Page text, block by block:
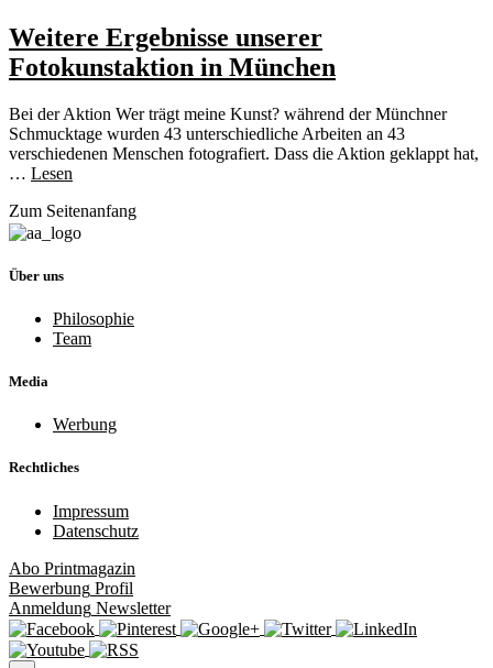
Weitere Ergebnisse unserer
Fotokunstaktion in München
Bei der Aktion Wer trägt meine Kunst? während der Münchner
Schmucktage wurden 43 unterschiedliche Arbeiten an 43
verschiedenen Menschen fotografiert. Dass die Aktion geklappt hat,
… Lesen
Zum Seitenanfang
Über uns
Philosophie
Team
Media
Werbung
Rechtliches
Impressum
Datenschutz
Abo Printmagazin
Bewerbung Profil
Anmeldung Newsletter